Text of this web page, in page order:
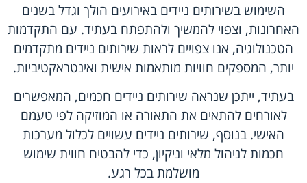
השימוש בשירותים ניידים באירועים הולך וגדל בשנים
האחרונות, וצפוי להמשיך ולהתפתח בעתיד. עם התקדמות
הטכנולוגיה, אנו צפויים לראות שירותים ניידים מתקדמים
יותר, המספקים חוויות מותאמות אישית ואינטראקטיביות.
בעתיד, ייתכן שנראה שירותים ניידים חכמים, המאפשרים
לאורחים להתאים את התאורה או המוזיקה לפי טעמם
האישי. בנוסף, שירותים ניידים עשויים לכלול מערכות
חכמות לניהול מלאי וניקיון, כדי להבטיח חווית שימוש
מושלמת בכל רגע.